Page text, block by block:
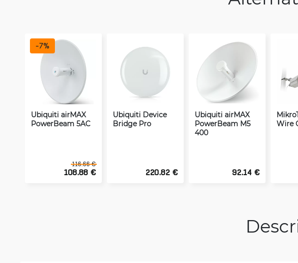
Ubiquiti airMAX
PowerBeam 5AC
116.66 €
108.88 €
-7%
Ubiquiti Device
Bridge Pro
220.82 €
Ubiquiti airMAX
PowerBeam M5
400
92.14 €
Wire